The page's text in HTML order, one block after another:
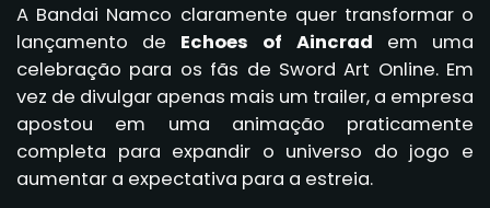
A Bandai Namco claramente quer transformar o
lançamento de Echoes of Aincrad em uma
celebração para os fãs de Sword Art Online. Em
vez de divulgar apenas mais um trailer, a empresa
apostou em uma animação praticamente
completa para expandir o universo do jogo e
aumentar a expectativa para a estreia.